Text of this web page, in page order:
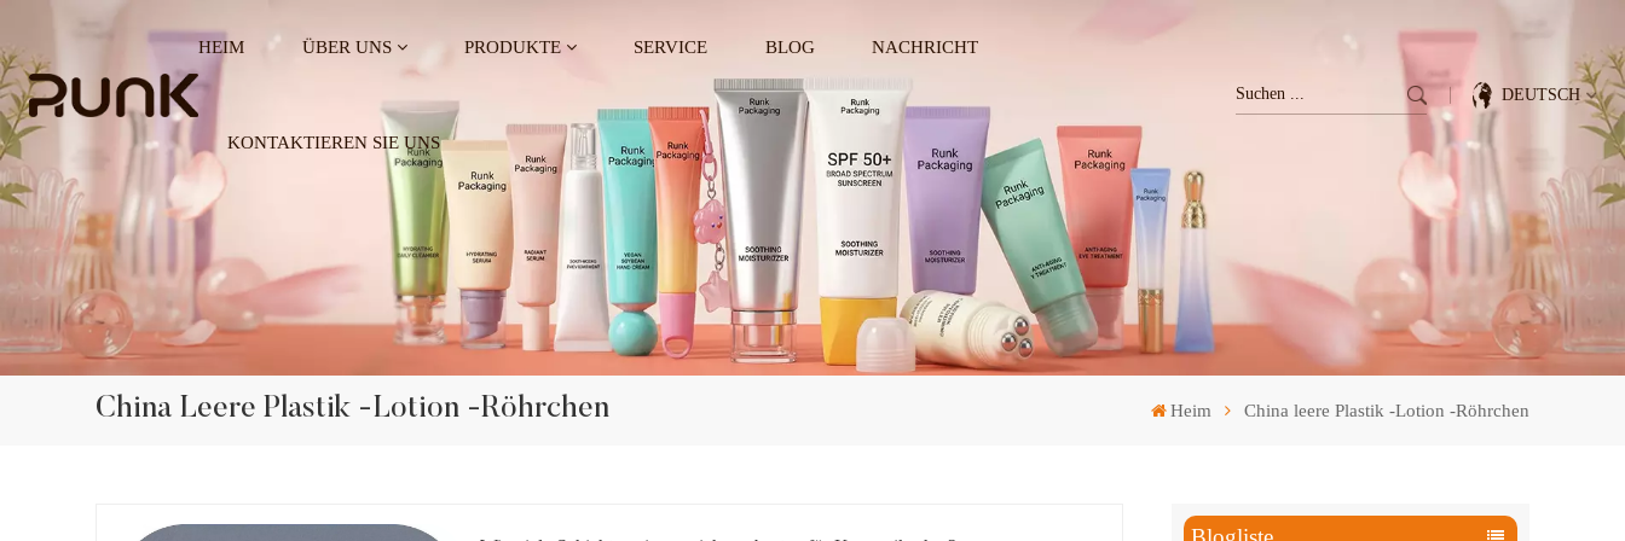
HEIM ÜBER UNS PRODUKTE SERVICE BLOG NACHRICHT
KONTAKTIEREN SIE UNS
DEUTSCH
English
Deutsch
Italiano
China Leere Plastik -Lotion -Röhrchen Heim China leere Plastik -Lotion -Röhrchen